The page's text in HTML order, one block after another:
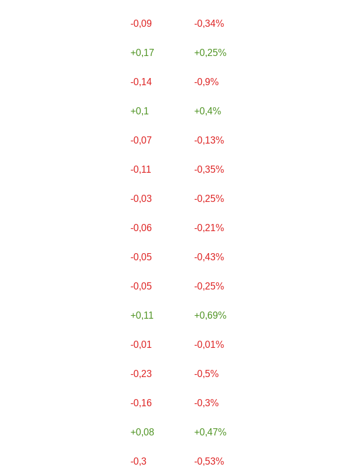
-0,09 -0,34%
0,17 0,25%
-0,14 -0,9%
0,1 0,4%
-0,07 -0,13%
-0,11 -0,35%
-0,03 -0,25%
-0,06 -0,21%
-0,05 -0,43%
-0,05 -0,25%
0,11 0,69%
-0,01 -0,01%
-0,23 -0,5%
-0,16 -0,3%
0,08 0,47%
-0,3 -0,53%